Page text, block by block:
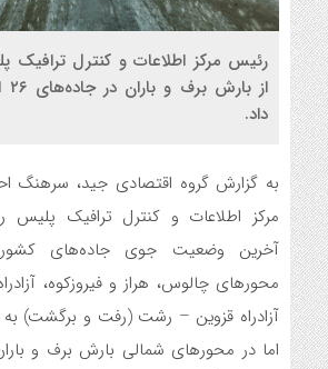
رئیس مرکز اطلاعات و کنترل ترافیک
داد.
به گزارش گروه اقتصادی جید، سرهنگ
مرکز اطلاعات و کنترل ترافیک پلیس
آخرین وضعیت جوی جاده‌های
محورهای چالوس، هراز و فیروزکوه،
آزادراه قزوین – رشت (رفت و برگشت)
اما در محورهای شمالی بارش برف و